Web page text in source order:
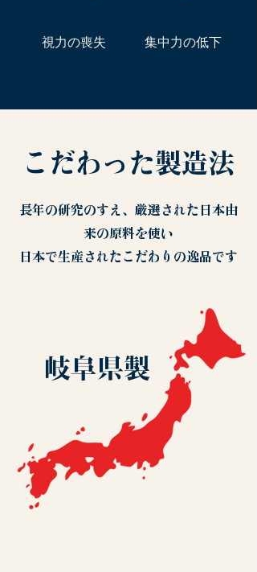
視力の喪失 集中力の低下
こだわった製造法
長年の研究のすえ、厳選された日本由
来の原料を使い
​日本で生産されたこだわりの逸品です
岐阜県製